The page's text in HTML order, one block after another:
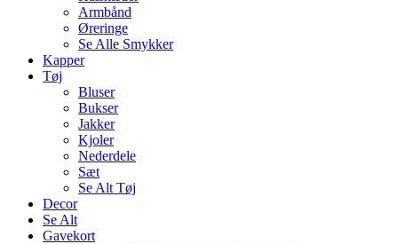
Armbånd
Øreringe
Se Alle Smykker
Kapper
Tøj
Bluser
Bukser
Jakker
Kjoler
Nederdele
Sæt
Se Alt Tøj
Decor
Se Alt
Gavekort